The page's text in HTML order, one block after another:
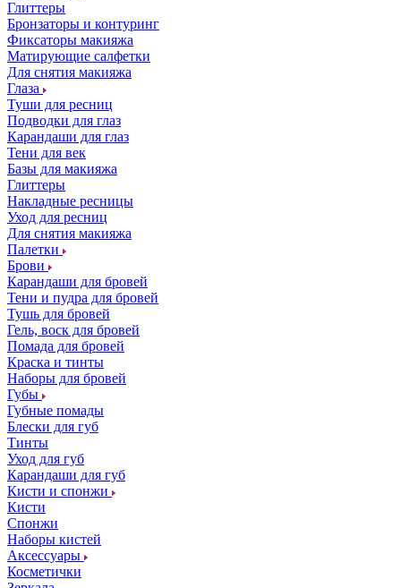
Глиттеры
Бронзаторы и контуринг
Фиксаторы макияжа
Матирующие салфетки
Для снятия макияжа
Глаза
Туши для ресниц
Подводки для глаз
Карандаши для глаз
Тени для век
Базы для макияжа
Глиттеры
Накладные ресницы
Уход для ресниц
Для снятия макияжа
Палетки
Брови
Карандаши для бровей
Тени и пудра для бровей
Тушь для бровей
Гель, воск для бровей
Помада для бровей
Краска и тинты
Наборы для бровей
Губы
Губные помады
Блески для губ
Тинты
Уход для губ
Карандаши для губ
Кисти и спонжи
Кисти
Спонжи
Наборы кистей
Аксессуары
Косметички